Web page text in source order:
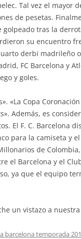
Tal vez el mayor
de pesetas.
tras la
su encuentro
derbi madrileño
FC Barcelona y
y goles.
«La Copa
Además, es
El F. C. Barcelona
para la camiseta y
de
el Barcelona y el
ya que el equipo
un vistazo a
barcelona temporada